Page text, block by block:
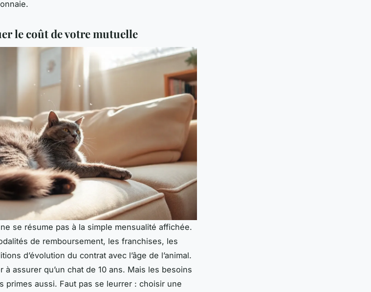
le coût de votre mutuelle
se résume pas à la simple mensualité affichée.
de remboursement, les franchises, les
d’évolution du contrat avec l’âge de l’animal.
à assurer qu’un chat de 10 ans. Mais les besoins
primes aussi. Faut pas se leurrer : choisir une